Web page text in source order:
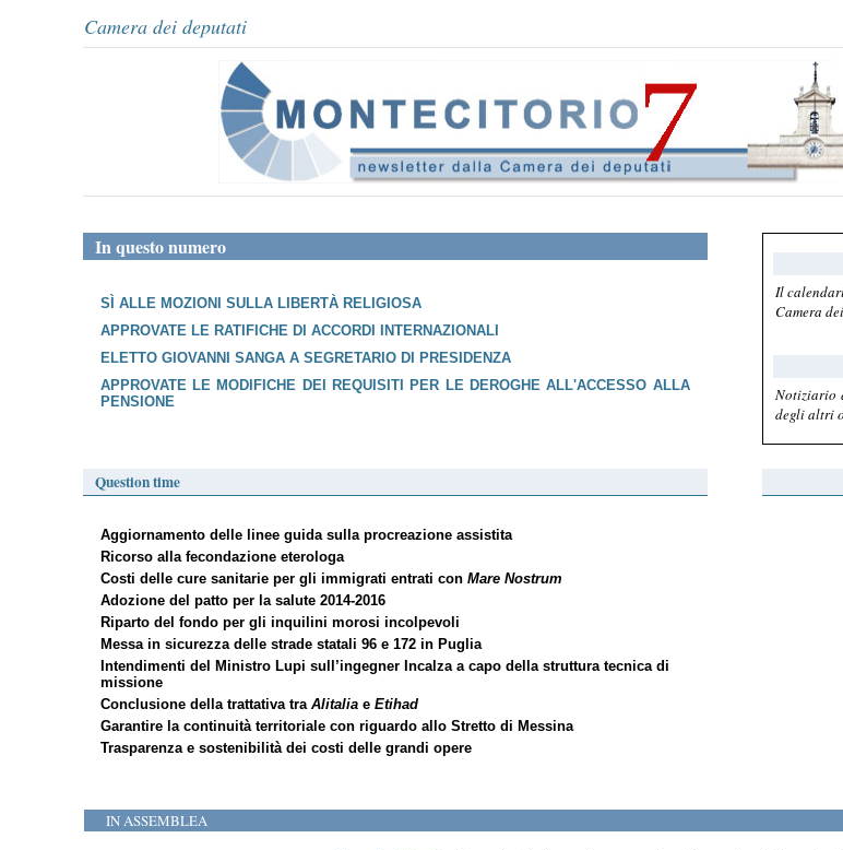
Camera dei deputati
In questo numero
Il
Camera
Notiziario
degli altri
SÌ ALLE MOZIONI SULLA LIBERTÀ RELIGIOSA
APPROVATE LE RATIFICHE DI ACCORDI INTERNAZIONALI
ELETTO GIOVANNI SANGA A SEGRETARIO DI PRESIDENZA
APPROVATE LE MODIFICHE DEI REQUISITI PER LE DEROGHE ALL'ACCESSO ALLA
PENSIONE
Question time
Aggiornamento delle linee guida sulla procreazione assistita
Ricorso alla fecondazione eterologa
Costi delle cure sanitarie per gli immigrati entrati con Mare Nostrum
Adozione del patto per la salute 2014-2016
Riparto del fondo per gli inquilini morosi incolpevoli
Messa in sicurezza delle strade statali 96 e 172 in Puglia
Intendimenti del Ministro Lupi sull’ingegner Incalza a capo della struttura tecnica di
missione
Conclusione della trattativa tra Alitalia e Etihad
Garantire la continuità territoriale con riguardo allo Stretto di Messina
Trasparenza e sostenibilità dei costi delle grandi opere
IN ASSEMBLEA